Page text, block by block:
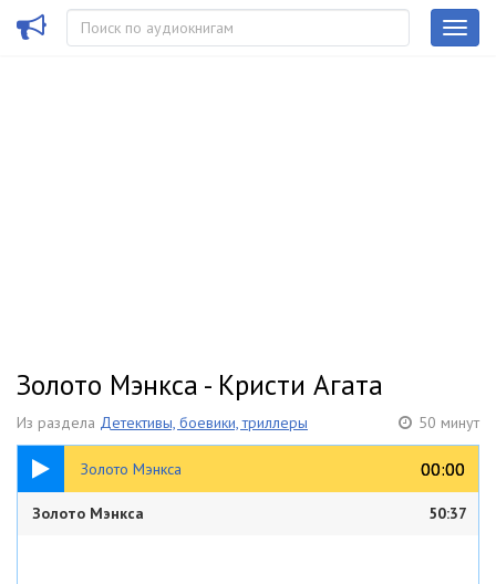
Золото Мэнкса - Кристи Агата
Из раздела Детективы, боевики, триллеры 50 минут
Золото Мэнкса 00:00
00:00
50:37
Золото Мэнкса 50:37